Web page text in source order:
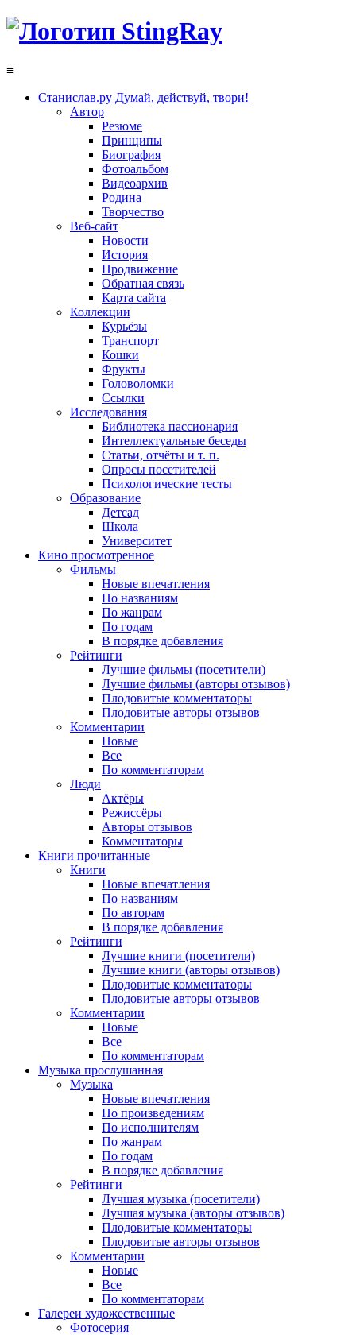
≡
Станислав.ру Думай, действуй, твори!
Автор
Резюме
Принципы
Биография
Фотоальбом
Видеоархив
Родина
Творчество
Веб-сайт
Новости
История
Продвижение
Обратная связь
Карта сайта
Коллекции
Курьёзы
Транспорт
Кошки
Фрукты
Головоломки
Ссылки
Исследования
Библиотека пассионария
Интеллектуальные беседы
Статьи, отчёты и т. п.
Опросы посетителей
Психологические тесты
Образование
Детсад
Школа
Университет
Кино просмотренное
Фильмы
Новые впечатления
По названиям
По жанрам
По годам
В порядке добавления
Рейтинги
Лучшие фильмы (посетители)
Лучшие фильмы (авторы отзывов)
Плодовитые комментаторы
Плодовитые авторы отзывов
Комментарии
Новые
Все
По комментаторам
Люди
Актёры
Режиссёры
Авторы отзывов
Комментаторы
Книги прочитанные
Книги
Новые впечатления
По названиям
По авторам
В порядке добавления
Рейтинги
Лучшие книги (посетители)
Лучшие книги (авторы отзывов)
Плодовитые комментаторы
Плодовитые авторы отзывов
Комментарии
Новые
Все
По комментаторам
Музыка прослушанная
Музыка
Новые впечатления
По произведениям
По исполнителям
По жанрам
По годам
В порядке добавления
Рейтинги
Лучшая музыка (посетители)
Лучшая музыка (авторы отзывов)
Плодовитые комментаторы
Плодовитые авторы отзывов
Комментарии
Новые
Все
По комментаторам
Галереи художественные
Фотосерия